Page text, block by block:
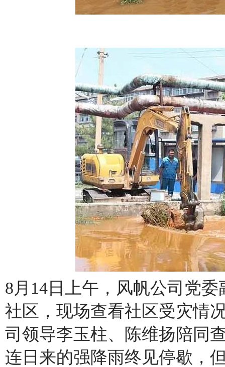
8月14日上午， 风帆公司党委
社区，现场查看社区受灾情
司领导李玉柱、陈维扬陪同
连日来的强降雨终见停歇 ，